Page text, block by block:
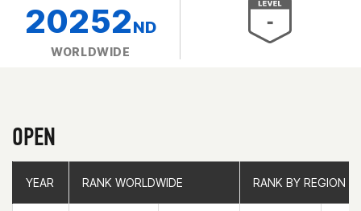
20252ND
WORLDWIDE
OPEN
YEAR RANK WORLDWIDE RANK BY REGION
YEAR RANK WORLDWIDE RANK BY REGION